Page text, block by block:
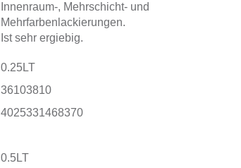
Innenraum-, Mehrschicht- und
Mehrfarbenlackierungen.
Ist sehr ergiebig.
0.25LT
36103810
4025331468370
0.5LT